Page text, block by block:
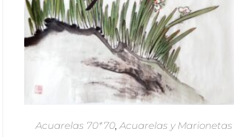
Acuarelas 70*70 ,Acuarelas y Marionetas